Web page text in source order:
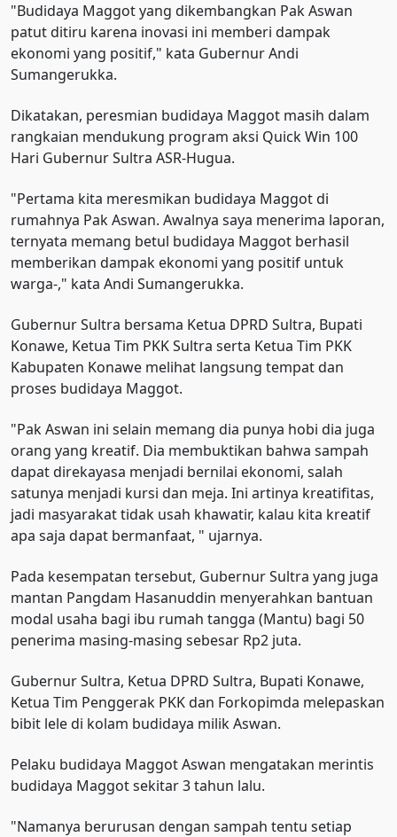
"Budidaya Maggot yang dikembangkan Pak Aswan
patut ditiru karena inovasi ini memberi dampak
ekonomi yang positif," kata Gubernur Andi
Sumangerukka.
Dikatakan, peresmian budidaya Maggot masih dalam
rangkaian mendukung program aksi Quick Win 100
Hari Gubernur Sultra ASR-Hugua.
"Pertama kita meresmikan budidaya Maggot di
rumahnya Pak Aswan. Awalnya saya menerima laporan,
ternyata memang betul budidaya Maggot berhasil
memberikan dampak ekonomi yang positif untuk
warga-," kata Andi Sumangerukka.
Gubernur Sultra bersama Ketua DPRD Sultra, Bupati
Konawe, Ketua Tim PKK Sultra serta Ketua Tim PKK
Kabupaten Konawe melihat langsung tempat dan
proses budidaya Maggot.
"Pak Aswan ini selain memang dia punya hobi dia juga
orang yang kreatif. Dia membuktikan bahwa sampah
dapat direkayasa menjadi bernilai ekonomi, salah
satunya menjadi kursi dan meja. Ini artinya kreatifitas,
jadi masyarakat tidak usah khawatir, kalau kita kreatif
apa saja dapat bermanfaat, " ujarnya.
Pada kesempatan tersebut, Gubernur Sultra yang juga
mantan Pangdam Hasanuddin menyerahkan bantuan
modal usaha bagi ibu rumah tangga (Mantu) bagi 50
penerima masing-masing sebesar Rp2 juta.
Gubernur Sultra, Ketua DPRD Sultra, Bupati Konawe,
Ketua Tim Penggerak PKK dan Forkopimda melepaskan
bibit lele di kolam budidaya milik Aswan.
Pelaku budidaya Maggot Aswan mengatakan merintis
budidaya Maggot sekitar 3 tahun lalu.
"Namanya berurusan dengan sampah tentu setiap